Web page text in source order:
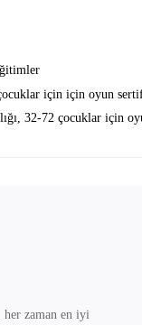
için için oyun
32-72 çocuklar için
her zaman en iyi